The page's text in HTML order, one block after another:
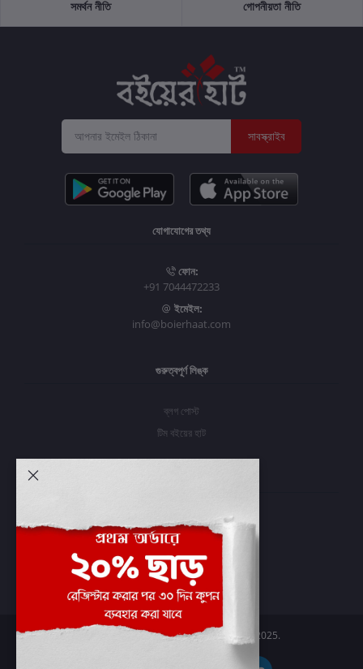
সমর্থন নীতি গোপনীয়তা নীতি
সাবস্ক্রাইব
যোগাযোগের তথ্য
ফোন:
+91 7044472233
ইমেইল:
info@boierhaat.com
গুরুত্বপূর্ণ লিঙ্ক
ব্লগ পোস্ট
টিম বইয়ের হাট
প্রবেশ করুন
অর্ডার ইতিহাস
আমার ইচ্ছাগুলি
অর্ডার ট্র্যাকিং
Boier Haat™ | © All rights reserved 2025.